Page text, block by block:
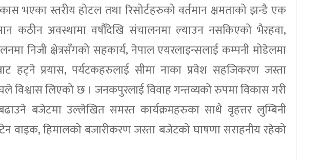
भएका स्तरीय होटल तथा रिसोर्टहरुको वर्तमान क्षमताको झन्डै एक
कठीन अवस्थामा वर्षौंदेखि संचालनमा ल्याउन नसकिएको भैरहवा,
निजी क्षेत्रसँगको सहकार्य, नेपाल एयरलाइन्सलाई कम्पनी मोडेलमा
हट्ने प्रयास, पर्यटकहरुलाई सीमा नाका प्रवेश सहजिकरण जस्ता
विश्वास लिएको छ । जनकपुरलाई विवाह गन्तव्यको रुपमा विकास गरी
बजेटमा उल्लेखित समस्त कार्यक्रमहरुका साथै वृहत्तर लुम्बिनी
वाइक, हिमालको बजारीकरण जस्ता बजेटको घाषणा सराहनीय रहेको